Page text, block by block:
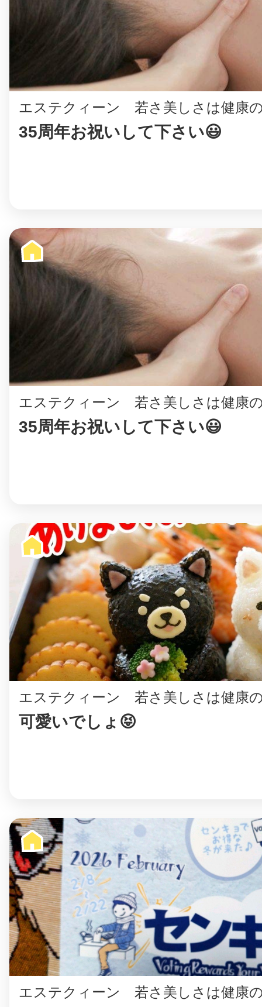
エステクィーン 若さ美しさは健康
35周年お祝いして下さい😃
エステクィーン 若さ美しさは健康
35周年お祝いして下さい😃
エステクィーン 若さ美しさは健康
可愛いでしょ😝
エステクィーン 若さ美しさは健康
まちのコイン
お知らせ
ヘルプ
©︎ KAYAC Inc. All